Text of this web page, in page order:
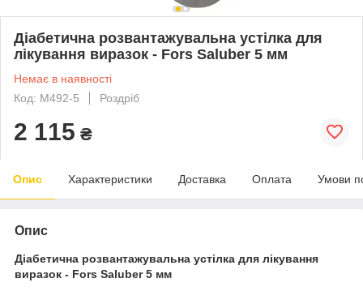
Діабетична розвантажувальна устілка для
лікування виразок - Fors Saluber 5 мм
Немає в наявності
Код: M492-5
Роздріб
2 115 ₴
Опис Характеристики Доставка Оплата Умови
Опис
Діабетична розвантажувальна устілка для лікування
виразок - Fors Saluber 5 мм